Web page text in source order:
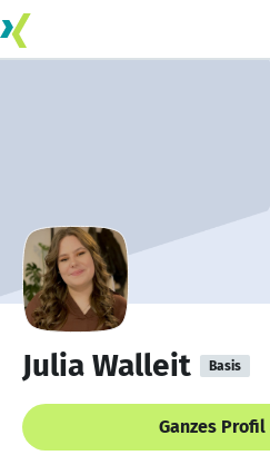
Julia Walleit Basis
Ganzes